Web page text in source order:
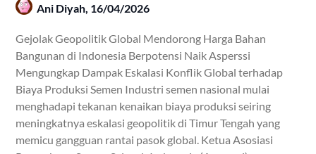
Ani Diyah, 16/04/2026
Gejolak Geopolitik Global Mendorong Harga Bahan
Bangunan di Indonesia Berpotensi Naik Asperssi
Mengungkap Dampak Eskalasi Konflik Global terhadap
Biaya Produksi Semen Industri semen nasional mulai
menghadapi tekanan kenaikan biaya produksi seiring
meningkatnya eskalasi geopolitik di Timur Tengah yang
memicu gangguan rantai pasok global. Ketua Asosiasi